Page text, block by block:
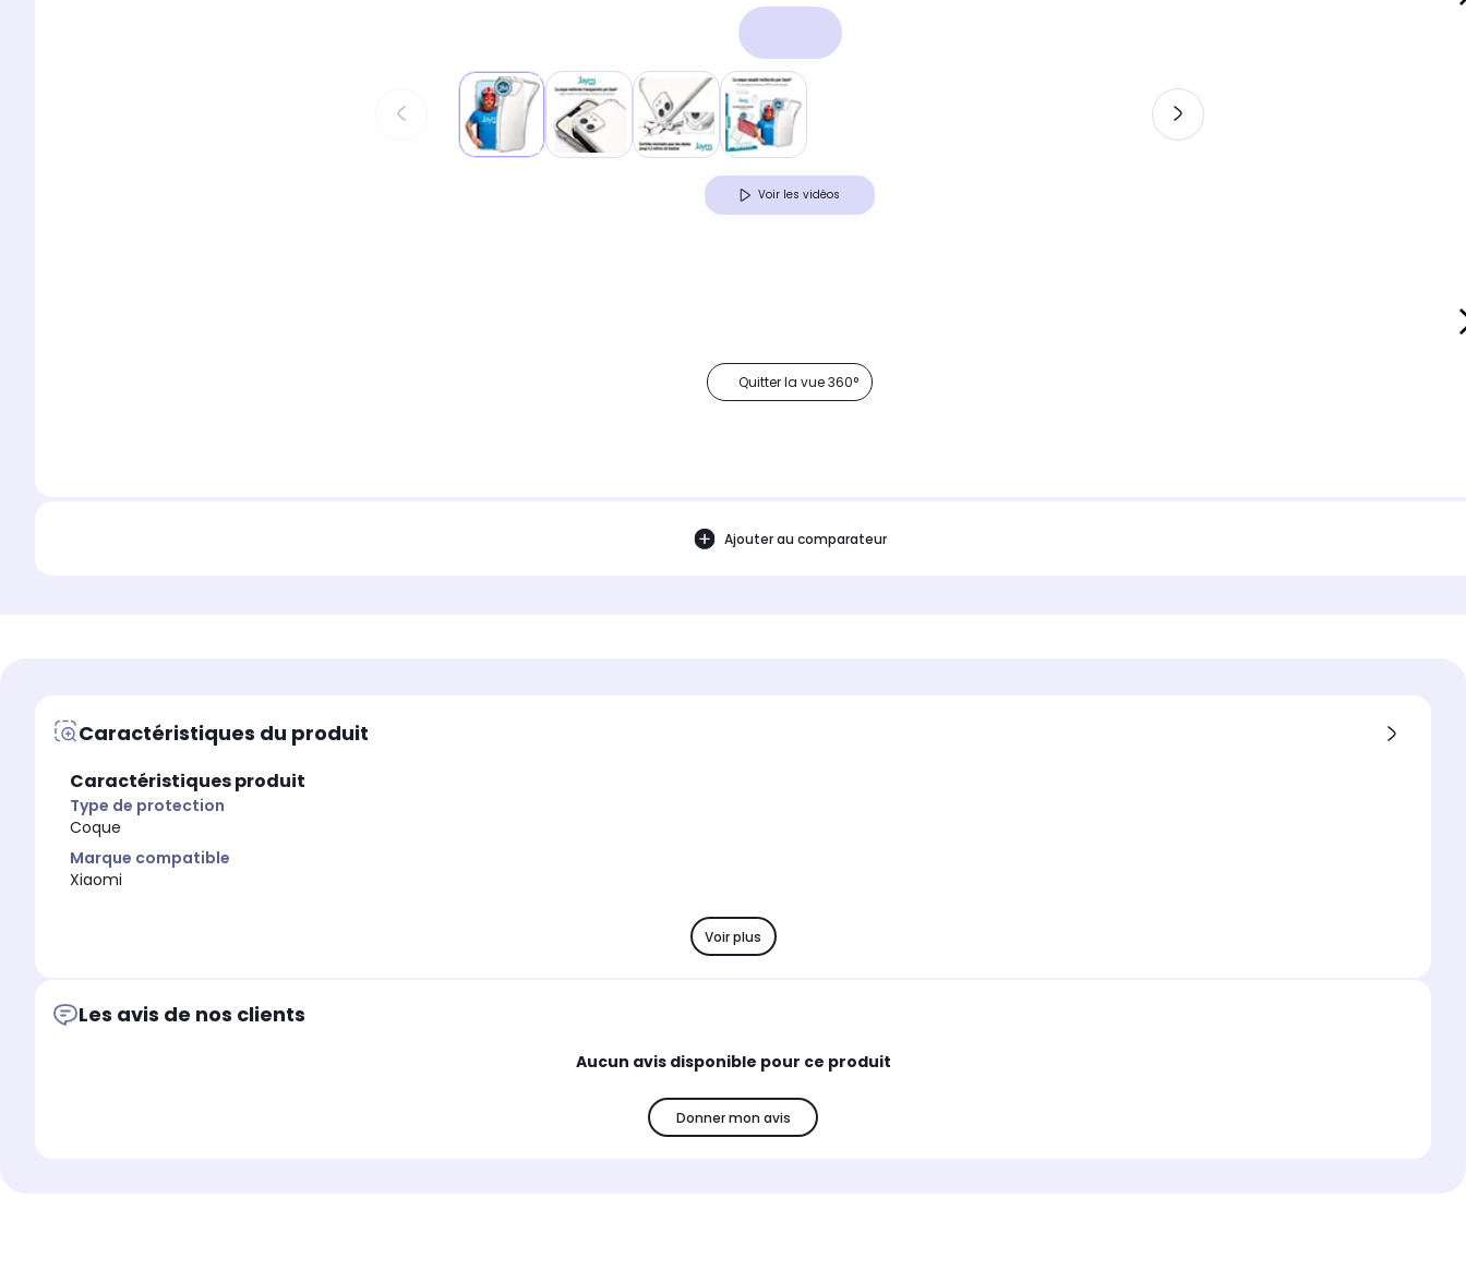
Voir les vidéos
Quitter la vue 360°
Ajouter au comparateur
Caractéristiques du produit
Caractéristiques produit
Type de protection
Coque
Marque compatible
Xiaomi
Voir plus
Les avis de nos clients
Aucun avis disponible pour ce produit
Donner mon avis